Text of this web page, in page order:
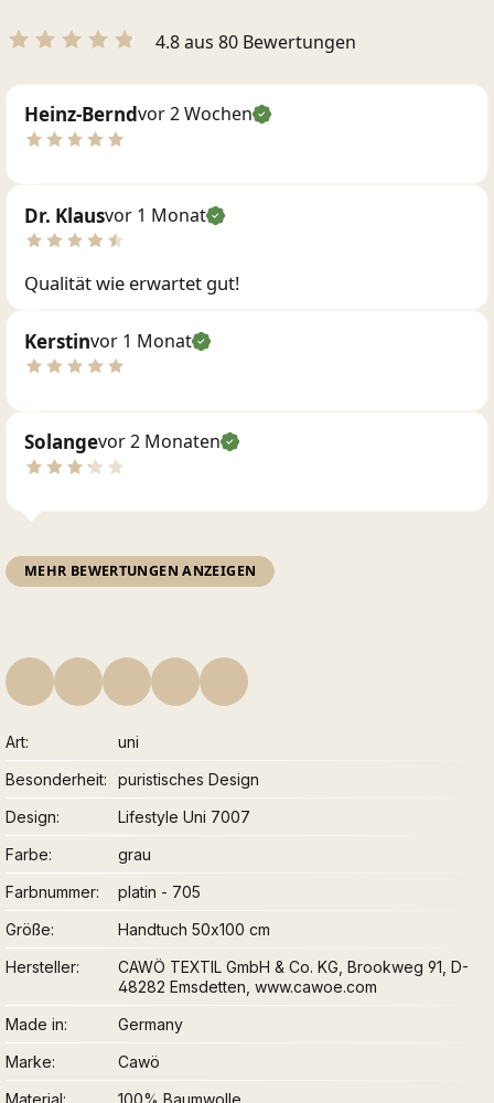
4.8 aus 80 Bewertungen
Heinz-Berndvor 2 Wochen
Dr. Klausvor 1 Monat
Qualität wie erwartet gut!
Kerstinvor 1 Monat
Solangevor 2 Monaten
MEHR BEWERTUNGEN ANZEIGEN
Art
uni
Besonderheit
puristisches Design
Design
Lifestyle Uni 7007
Farbe
grau
Farbnummer
platin - 705
Größe
Handtuch 50x100 cm
Hersteller
CAWÖ TEXTIL GmbH & Co. KG, Brookweg 91, D-
48282 Emsdetten, www.cawoe.com
Made in
Germany
Marke
Cawö